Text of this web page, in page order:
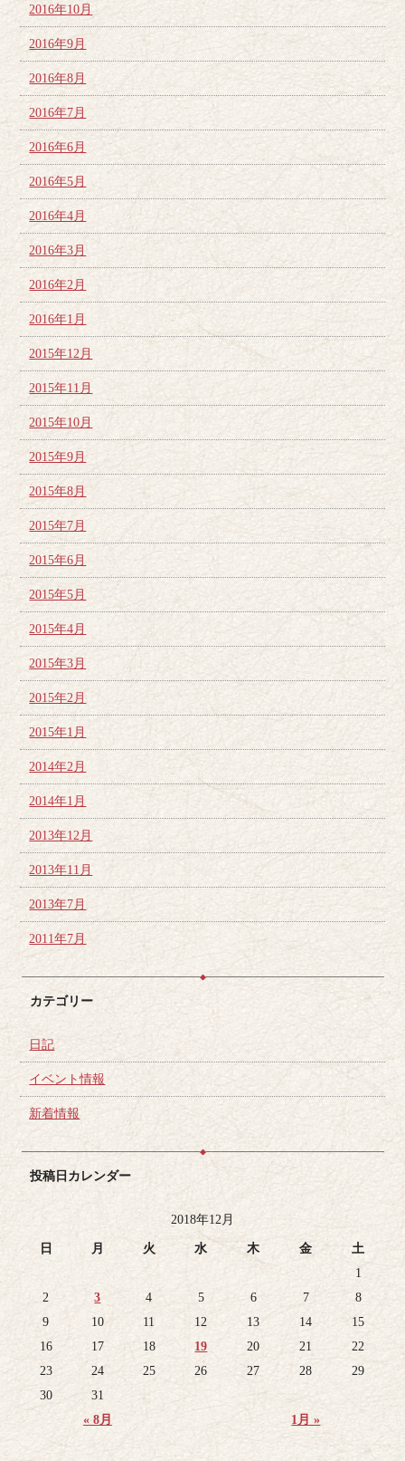
2016年10月
2016年9月
2016年8月
2016年7月
2016年6月
2016年5月
2016年4月
2016年3月
2016年2月
2016年1月
2015年12月
2015年11月
2015年10月
2015年9月
2015年8月
2015年7月
2015年6月
2015年5月
2015年4月
2015年3月
2015年2月
2015年1月
2014年2月
2014年1月
2013年12月
2013年11月
2013年7月
2011年7月
カテゴリー
日記
イベント情報
新着情報
投稿日カレンダー
2018年12月
日 月 火 水 木 金 土
« 8月 1月 »
1
2
3 4 5 6 7
8
9
10 11 12 13 14
15
16
17 18 19 20 21
22
23
24 25 26 27 28
29
30
31